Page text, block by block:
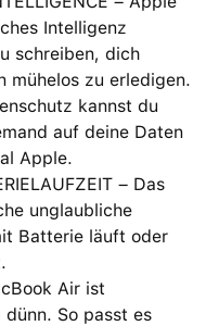
Intelligenz
schreiben, dich
mühelos zu erledigen.
kannst du
auf deine Daten
Apple.
– Das
unglaubliche
Batterie läuft oder
Air ist
dünn. So passt es